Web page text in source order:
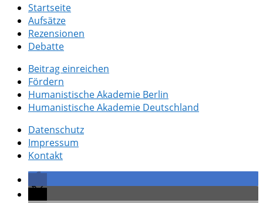
Startseite
Aufsätze
Rezensionen
Debatte
Beitrag einreichen
Fördern
Humanistische Akademie Berlin
Humanistische Akademie Deutschland
Datenschutz
Impressum
Kontakt